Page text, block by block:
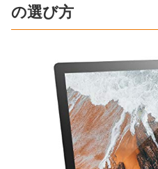
の選び方